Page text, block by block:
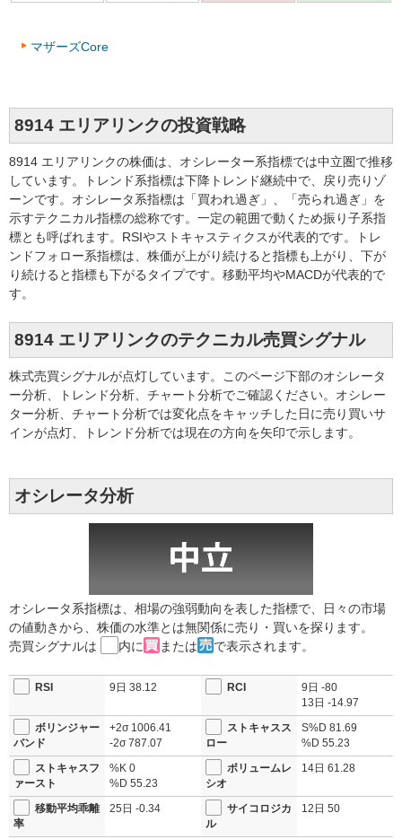
マザーズCore
8914 エリアリンクの投資戦略
8914 エリアリンクの株価は、オシレーター系指標では中立圏で推移
しています。トレンド系指標は下降トレンド継続中で、戻り売りゾ
ーンです。オシレータ系指標は「買われ過ぎ」、「売られ過ぎ」を
示すテクニカル指標の総称です。一定の範囲で動くため振り子系指
標とも呼ばれます。RSIやストキャスティクスが代表的です。トレ
ンドフォロー系指標は、株価が上がり続けると指標も上がり、下が
り続けると指標も下がるタイプです。移動平均やMACDが代表的で
す。
8914 エリアリンクのテクニカル売買シグナル
株式売買シグナルが点灯しています。このページ下部のオシレータ
ー分析、トレンド分析、チャート分析でご確認ください。オシレー
ター分析、チャート分析では変化点をキャッチした日に売り買いサ
インが点灯、トレンド分析では現在の方向を矢印で示します。
オシレータ分析
オシレータ系指標は、相場の強弱動向を表した指標で、日々の市場
の値動きから、株価の水準とは無関係に売り・買いを探ります。
売買シグナルは
内に または で表示されます。
RSI 9日 38.12 RCI 9日 -80
13日 -14.97
ボリンジャー
バンド
+2σ 1006.41
-2σ787.07
ストキャスス
ロー
S%D 81.69
%D 55.23
ストキャスフ
ァースト
%K 0
%D 55.23
ボリュームレ
シオ
14日 61.28
移動平均乖離
率
25日 -0.34
サイコロジカ
ル
12日 50